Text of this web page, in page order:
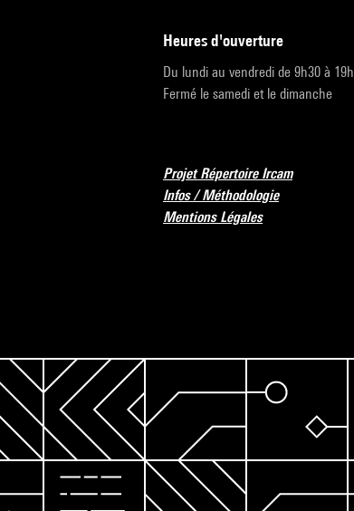
heures d'ouverture
Du lundi au vendredi de 9h30 à 19h
Fermé le samedi et le dimanche
Projet Répertoire Ircam
Infos / Méthodologie
Mentions Légales